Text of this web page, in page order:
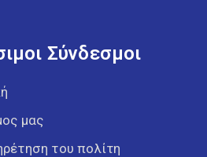
Σύνδεσμοι
μας
του πολίτη